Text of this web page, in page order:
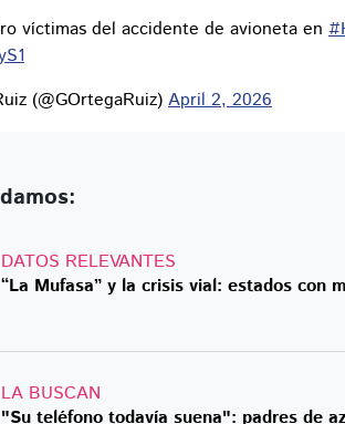
víctimas del accidente de avioneta en
(@GOrtegaRuiz) April 2, 2026
DATOS RELEVANTES
“La Mufasa” y la crisis vial: estados con
LA BUSCAN
"Su teléfono todavía suena": padres de